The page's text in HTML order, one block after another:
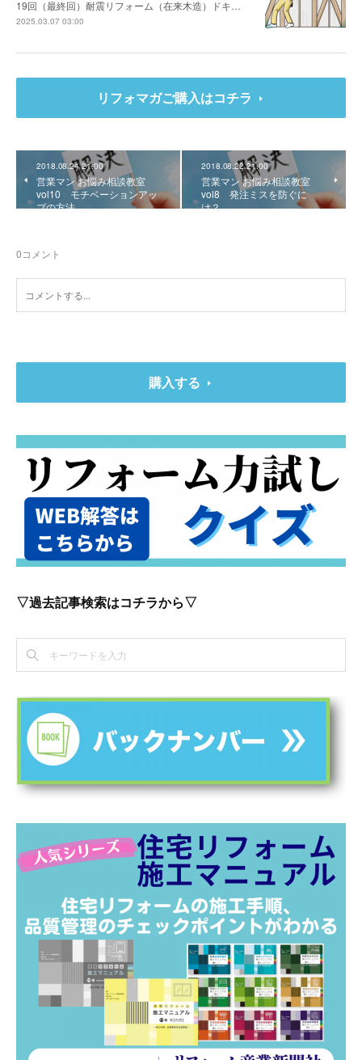
19回（最終回）耐震リフォーム（在来木造）ドキ…
2025.03.07 03:00
リフォマガご購入はコチラ
2018.08.24 21:00
営業マン お悩み相談教室
vol10 モチベーションアッ
プの方法
2018.08.22 21:00
営業マン お悩み相談教室
vol8 発注ミスを防ぐに
は？
0コメント
購入する
▽過去記事検索はコチラから▽